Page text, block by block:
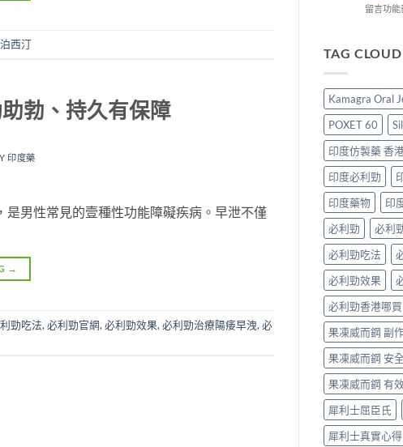
西汀
勃、持久有保障
印度藥
是男性常見的壹種性功能障礙疾病。早泄不僅
→
勁吃法, 必利勁官網, 必利勁效果, 必利勁治療陽痿早洩, 必
貨
指
南〉
片
與
指
南〉
中
睇
度
仿
藥
選
購
指
南〉
中
糖
好？
效
果、
價
錢、
副
作
用
全
面
對
（2026
更
新）〉
中
在
拉
港
購
買
指
南：
犀
利
士
學
名
價
錢、
每
日
5mg
與
20mg
用
法
及
正
貨
辨
識〉
中
留言功能
TAG CLOUD
Kamagra Oral
POXET 60
印度仿製藥 香
印度必利勁
印度藥物
印
必利勁
必利
必利勁吃法
必利勁效果
必利勁香港哪買
果凍威而鋼 副
果凍威而鋼 安
果凍威而鋼 有
犀利士屈臣氏
犀利士真實心得